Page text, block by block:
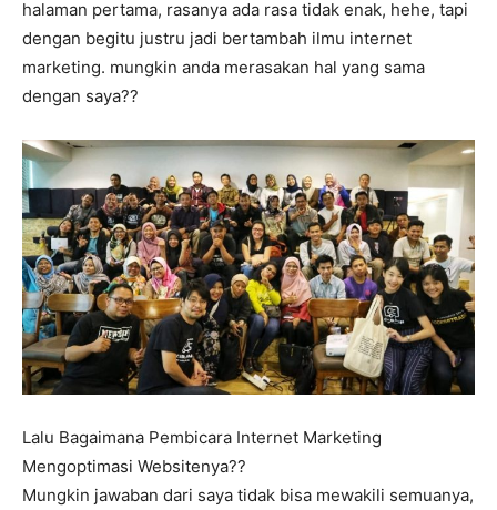
halaman pertama, rasanya ada rasa tidak enak, hehe, tapi
dengan begitu justru jadi bertambah ilmu internet
marketing. mungkin anda merasakan hal yang sama
dengan saya??
Lalu Bagaimana Pembicara Internet Marketing
Mengoptimasi Websitenya??
Mungkin jawaban dari saya tidak bisa mewakili semuanya,